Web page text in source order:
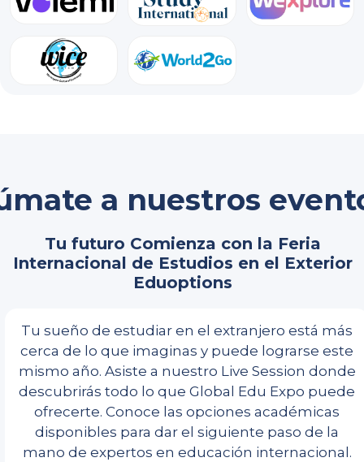
a nuestros
Tu futuro Comienza con la Feria
Internacional de Estudios en el Exterior
Eduoptions
Tu sueño de estudiar en el extranjero está más
cerca de lo que imaginas y puede lograrse este
mismo año. Asiste a nuestro Live Session donde
descubrirás todo lo que Global Edu Expo puede
ofrecerte. Conoce las opciones académicas
disponibles para dar el siguiente paso de la
mano de expertos en educación internacional.